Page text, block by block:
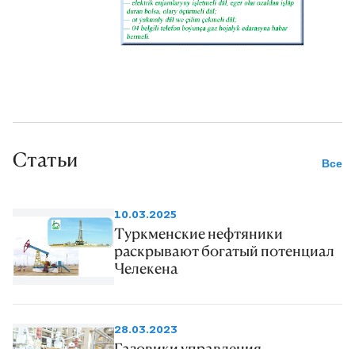
Статьи Все
10.03.2025
Туркменские нефтяники
раскрывают богатый потенциал
Челекена
28.03.2023